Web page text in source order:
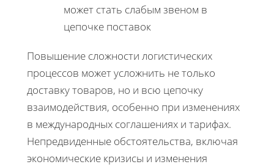
может стать слабым звеном в
цепочке поставок
Повышение сложности логистических
процессов может усложнить не только
доставку товаров, но и всю цепочку
взаимодействия, особенно при изменениях
в международных соглашениях и тарифах.
Непредвиденные обстоятельства, включая
экономические кризисы и изменения